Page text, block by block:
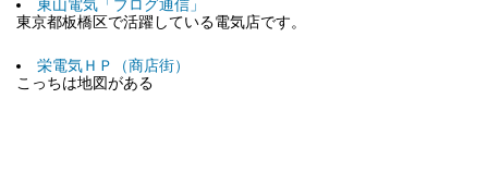
東山電気「ブログ通信」
東京都板橋区で活躍している電気店です。
栄電気ＨＰ（商店街）
こっちは地図がある